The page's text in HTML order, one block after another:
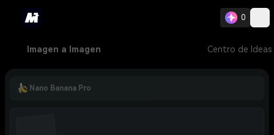
0
Imagen a Imagen Centro de Ideas
Nano Banana Pro